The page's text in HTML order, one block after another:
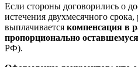
Если стороны договорились о
истечения двухмесячного
выплачивается компенсация в
пропорционально
РФ).